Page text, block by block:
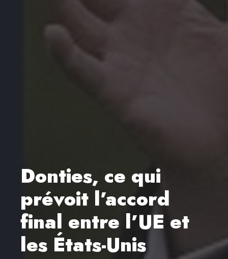
Donties, ce qui
prévoit l’accord
final entre l’UE et
les États-Unis